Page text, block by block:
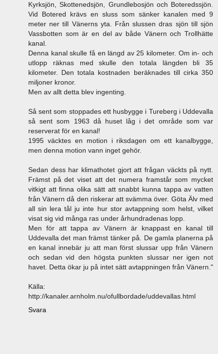
Kyrksjön, Skottenedsjön, Grundlebosjön och Boteredssjön.
Vid Botered krävs en sluss som sänker kanalen med 9
meter ner till Vänerns yta. Från slussen dras sjön till sjön
Vassbotten som är en del av både Vänern och Trollhätte
kanal.
Denna kanal skulle få en längd av 25 kilometer. Om in- och
utlopp räknas med skulle den totala längden bli 35
kilometer. Den totala kostnaden beräknades till cirka 350
miljoner kronor.
Men av allt detta blev ingenting.
Så sent som stoppades ett husbygge i Tureberg i Uddevalla
så sent som 1963 då huset låg i det område som var
reserverat för en kanal!
1995 väcktes en motion i riksdagen om ett kanalbygge,
men denna motion vann inget gehör.
Sedan dess har klimathotet gjort att frågan väckts på nytt.
Främst på det viset att det numera framstår som mycket
vitkigt att finna olika sätt att snabbt kunna tappa av vatten
från Vänern då den riskerar att svämma över. Göta Älv med
all sin lera tål ju inte hur stor avtappning som helst, vilket
visat sig vid många ras under århundradenas lopp.
Men för att tappa av Vänern är knappast en kanal till
Uddevalla det man främst tänker på. De gamla planerna på
en kanal innebär ju att man först slussar upp från Vänern
och sedan vid den högsta punkten slussar ner igen not
havet. Detta ökar ju på intet sätt avtappningen från Vänern."
Källa:
http://kanaler.arnholm.nu/ofullbordade/uddevallas.html
Svara